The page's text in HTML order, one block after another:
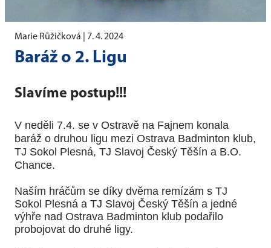
Marie Růžičková | 7. 4. 2024
Baráž o 2. Ligu
Slavíme postup!!!
V neděli 7.4. se v Ostravě na Fajnem konala
baráž o druhou ligu mezi Ostrava Badminton klub,
TJ Sokol Plesná, TJ Slavoj Český Těšín a B.O.
Chance.
Naším hráčům se díky dvěma remízám s TJ
Sokol Plesná a TJ Slavoj Český Těšín a jedné
výhře nad Ostrava Badminton klub podařilo
probojovat do druhé ligy.